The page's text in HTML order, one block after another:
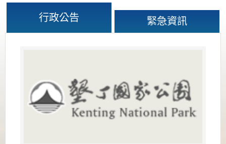
行政公告 緊急資訊